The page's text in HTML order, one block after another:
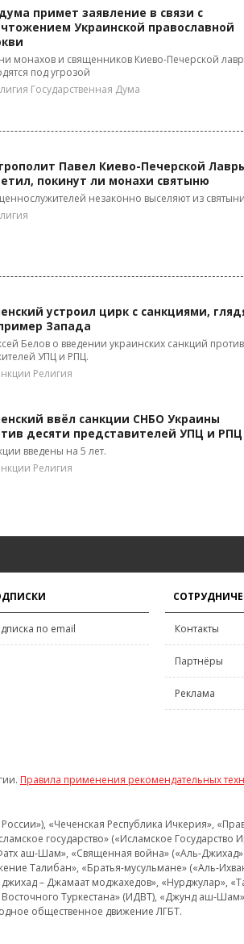
примет заявление в связи с
Украинской православной
монахов и священников Киево-Печерской
под угрозой
Государственная Дума
Павел Киево-Печерской
покинут ли монахи святыню
незаконно выселяют из
устроил цирк с санкциями,
Запада
Белов о введении украинских санкций против
УПЦ и РПЦ.
Религия
ввёл санкции СНБО Украины
десяти представителей УПЦ и РПЦ
введены на 5 лет.
Религия
по email Контакты
Партнёры
Реклама
Правила применения рекомендательных
«Чеченская Республика Ичкерия»,
государство» («Исламское
аш-Шам», «Священная война» («Аль-Джихад»
Талибан», «Братья-мусульмане» («Аль-
– Джамаат моджахедов», «Нурджулар»,
Туркестана» (ИДВТ), «Джунд аш-
общественное движение ЛГБТ.